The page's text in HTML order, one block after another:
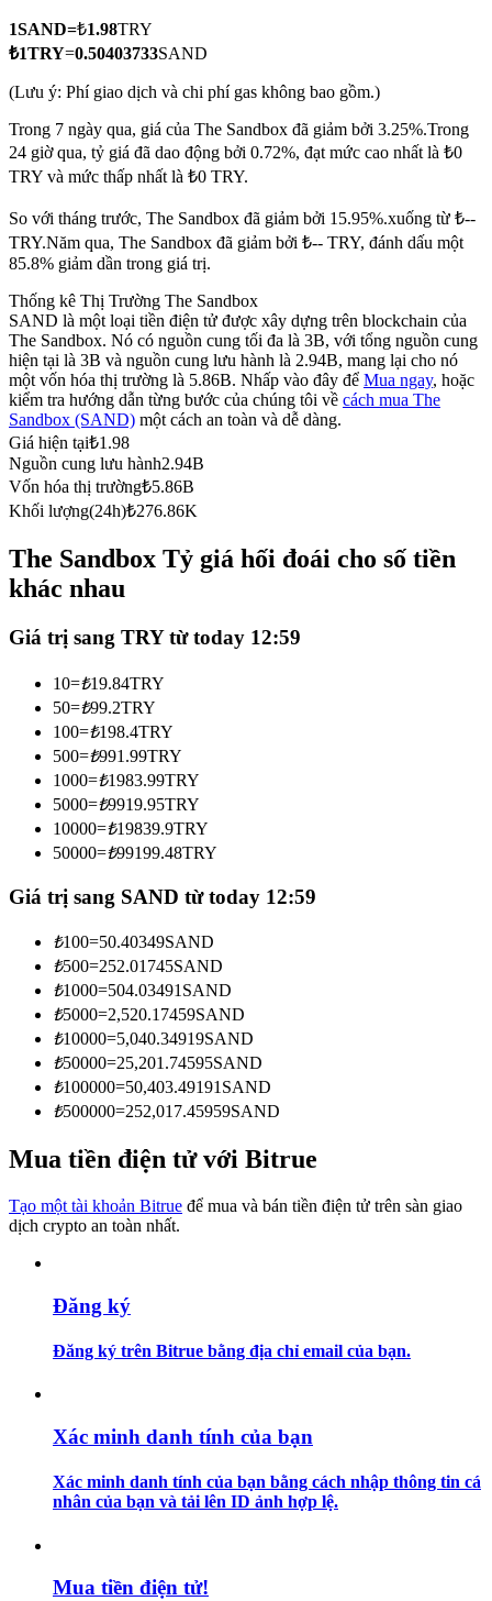
USDC Futures vĩnh cửu
Futures sử dụng USDC làm tài sản thế chấp
Sao chép Giao dịch
Tham gia cùng các nhà giao dịch hàng đầu
Trở thành Nhà giao dịch Sao chép
Tận hưởng chia sẻ lợi nhuận và hoa hồng giao dịch sao chép
Thông tin
Phân tích dữ liệu lớn bao gồm thông tin giao dịch, v.v.
Hướng dẫn
Chiến lược giao dịch
1SAND=₺1.98TRY
₺1TRY=0.50403733SAND
(Lưu ý: Phí giao dịch và chi phí gas không bao gồm.)
Trong 7 ngày qua, giá của The Sandbox đã giảm bởi 3.25%.Trong
24 giờ qua, tỷ giá đã dao động bởi 0.72%, đạt mức cao nhất là ₺0
TRY và mức thấp nhất là ₺0 TRY.
So với tháng trước, The Sandbox đã giảm bởi 15.95%.xuống từ ₺--
TRY.Năm qua, The Sandbox đã giảm bởi ₺-- TRY, đánh dấu một
85.8% giảm dần trong giá trị.
Thống kê Thị Trường The Sandbox
SAND là một loại tiền điện tử được xây dựng trên blockchain của
The Sandbox. Nó có nguồn cung tối đa là 3B, với tổng nguồn cung
hiện tại là 3B và nguồn cung lưu hành là 2.94B, mang lại cho nó
một vốn hóa thị trường là 5.86B. Nhấp vào đây để Mua ngay, hoặc
kiểm tra hướng dẫn từng bước của chúng tôi về cách mua The
Sandbox (SAND) một cách an toàn và dễ dàng.
Giá hiện tại₺1.98
Nguồn cung lưu hành2.94B
Vốn hóa thị trường₺5.86B
Khối lượng(24h)₺276.86K
The Sandbox Tỷ giá hối đoái cho số tiền
khác nhau
Giá trị sang TRY từ today 12:59
10=₺19.84TRY
50=₺99.2TRY
100=₺198.4TRY
500=₺991.99TRY
1000=₺1983.99TRY
5000=₺9919.95TRY
10000=₺19839.9TRY
50000=₺99199.48TRY
Giá trị sang SAND từ today 12:59
₺100=50.40349SAND
₺500=252.01745SAND
₺1000=504.03491 SAND
₺5000=2,520.17459SAND
₺10000=5,040.34919SAND
₺50000=25,201.74595SAND
₺100000=50,403.49191 SAND
₺500000=252,017.45959SAND
Mua tiền điện tử với Bitrue
Tạo một tài khoản Bitrue để mua và bán tiền điện tử trên sàn giao
dịch crypto an toàn nhất.
Đăng ký
Đăng ký trên Bitrue bằng địa chỉ email của bạn.
Xác minh danh tính của bạn
Xác minh danh tính của bạn bằng cách nhập thông tin cá
nhân của bạn và tải lên ID ảnh hợp lệ.
Mua tiền điện tử!